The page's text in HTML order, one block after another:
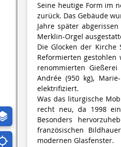
Seine heutige Form im
zurück. Das Gebäude
Jahre später
Merklin-Orgel
Die Glocken der
Reformierten
renommierten
Andrée (950 kg),
elektrifiziert.
Was das liturgische
recht neu, da 1998
Besonders
französischen
modernen Glasfenster.